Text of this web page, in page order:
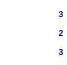
3
2
3